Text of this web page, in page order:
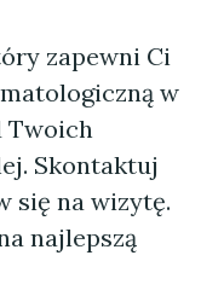
zapewni Ci
w
Twoich
Skontaktuj
się na wizytę.
najlepszą